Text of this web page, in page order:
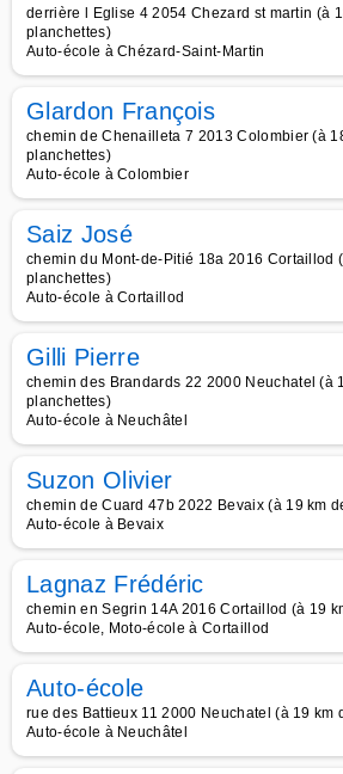
derrière l Eglise 4 2054 Chezard st martin (à
planchettes)
Auto-école à Chézard-Saint-Martin
Glardon François
chemin de Chenailleta 7 2013 Colombier (à
planchettes)
Auto-école à Colombier
Saiz José
chemin du Mont-de-Pitié 18a 2016 Cortaillod
planchettes)
Auto-école à Cortaillod
Gilli Pierre
chemin des Brandards 22 2000 Neuchatel (à
planchettes)
Auto-école à Neuchâtel
Suzon Olivier
chemin de Cuard 47b 2022 Bevaix (à 19 km
Auto-école à Bevaix
Lagnaz Frédéric
chemin en Segrin 14A 2016 Cortaillod (à 19
Auto-école, Moto-école à Cortaillod
Auto-école
rue des Battieux 11 2000 Neuchatel (à 19 km
Auto-école à Neuchâtel